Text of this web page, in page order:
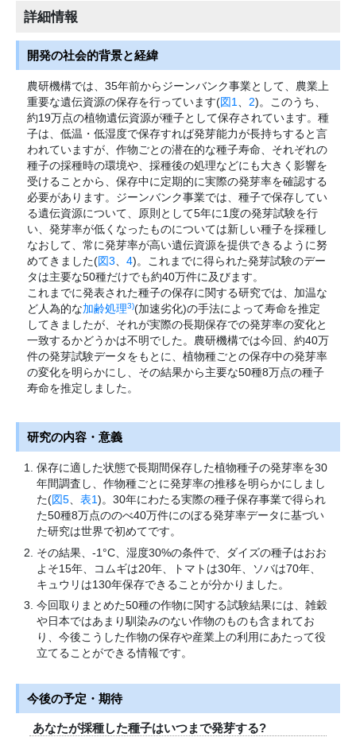
詳細情報
開発の社会的背景と経緯
農研機構では、35年前からジーンバンク事業として、農業上
重要な遺伝資源の保存を行っています(図1、 2)。このうち、
約19万点の植物遺伝資源が種子として保存されています。種
子は、低温・低湿度で保存すれば発芽能力が長持ちすると言
われていますが、作物ごとの潜在的な種子寿命、それぞれの
種子の採種時の環境や、採種後の処理などにも大きく影響を
受けることから、保存中に定期的に実際の発芽率を確認する
必要があります。ジーンバンク事業では、種子で保存してい
る遺伝資源について、原則として5年に1度の発芽試験を行
い、発芽率が低くなったものについては新しい種子を採種し
なおして、常に発芽率が高い遺伝資源を提供できるように努
めてきました(図3、 4)。これまでに得られた発芽試験のデー
タは主要な50種だけでも約40万件に及びます。
これまでに発表された種子の保存に関する研究では、加温な
ど人為的な加齢処理3)(加速劣化)の手法によって寿命を推定
してきましたが、それが実際の長期保存での発芽率の変化と
一致するかどうかは不明でした。農研機構では今回、約40万
件の発芽試験データをもとに、植物種ごとの保存中の発芽率
の変化を明らかにし、その結果から主要な50種8万点の種子
寿命を推定しました。
研究の内容・意義
保存に適した状態で長期間保存した植物種子の発芽率を30
年間調査し、作物種ごとに発芽率の推移を明らかにしまし
た(図5、 表1)。30年にわたる実際の種子保存事業で得られ
た50種8万点ののべ40万件にのぼる発芽率データに基づい
た研究は世界で初めてです。
その結果、-1 °C、湿度30%の条件で、ダイズの種子はおお
よそ15年、コムギは20年、トマトは30年、ソバは70年、
キュウリは130年保存できることが分かりました。
今回取りまとめた50種の作物に関する試験結果には、雑穀
や日本ではあまり馴染みのない作物のものも含まれてお
り、今後こうした作物の保存や産業上の利用にあたって役
立てることができる情報です。
今後の予定・期待
あなたが採種した種子はいつまで発芽する?